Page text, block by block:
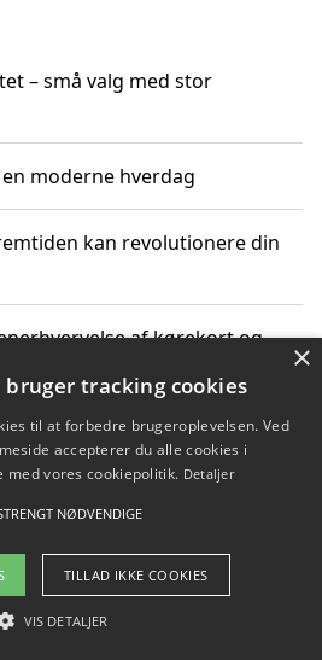
– små valg med stor
moderne hverdag
kan revolutionere din
af kørekort og
kørsel hos en køreskole i
2026 - Pilanto Aps
×
tracking cookies
til at forbedre brugeroplevelsen. Ved
accepterer du alle cookies i
med vores cookiepolitik. Detaljer
NØDVENDIGE
TILLAD IKKE COOKIES
VIS DETALJER